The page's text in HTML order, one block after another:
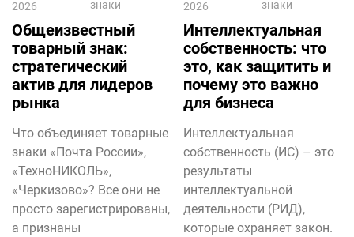
2026
знаки
Общеизвестный
товарный знак:
стратегический
актив для лидеров
рынка
Что объединяет товарные
знаки «Почта России»,
«ТехноНИКОЛЬ»,
«Черкизово»? Все они не
просто зарегистрированы,
а признаны
2026
знаки
Интеллектуальная
собственность: что
это, как защитить и
почему это важно
для бизнеса
Интеллектуальная
собственность (ИС) – это
результаты
интеллектуальной
деятельности (РИД),
которые охраняет закон.